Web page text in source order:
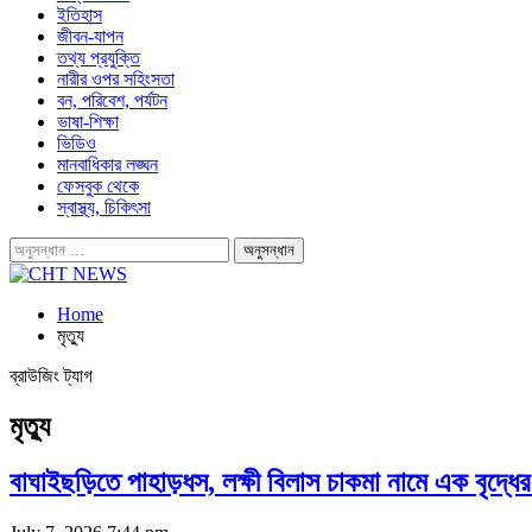
ইতিহাস
জীবন-যাপন
তথ্য প্রযুক্তি
নারীর ওপর সহিংসতা
বন, পরিবেশ, পর্যটন
ভাষা-শিক্ষা
ভিডিও
মানবাধিকার লঙ্ঘন
ফেসবুক থেকে
স্বাস্থ্য, চিকিৎসা
Home
মৃত্যু
ব্রাউজিং ট্যাগ
মৃত্যু
বাঘাইছড়িতে পাহাড়ধস, লক্ষী বিলাস চাকমা নামে এক